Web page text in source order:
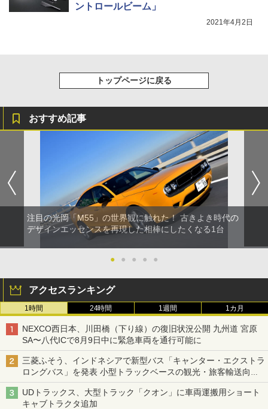
ントロールビーム」
2021年4月2日
トップページに戻る
おすすめ記事
注目の光岡「M55」の世界観に触れた！ 古きよき時代の
デザインエッセンスを再現した相棒にしたくなる1台
● ● ● ● ●
アクセスランキング
1時間 24時間 1週間 1カ月
NEXCO西日本、川田橋（下り線）の復旧状況公開 九州道 宮原
SA〜八代ICで8月9日中に緊急車両を通行可能に
三菱ふそう、インドネシアで新型バス「キャンター・エクストラ
ロングバス」を発表 小型トラックベースの観光・旅客輸送向け
バス
UDトラックス、大型トラック「クオン」に車両運搬用ショート
キャブトラクタ追加